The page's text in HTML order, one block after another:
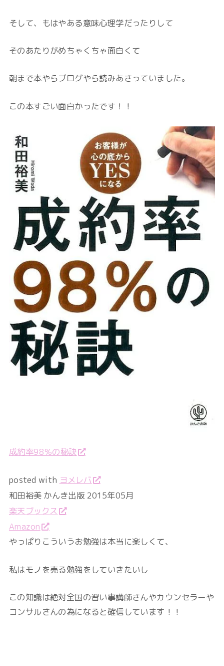
そして、もはやある意味心理学だったりして
そのあたりがめちゃくちゃ面白くて
朝まで本やらブログやら読みあさっていました。
この本すごい面白かったです！！
成約率98％の秘訣
posted with ヨメレバ
和田裕美 かんき出版 2015年05月
楽天ブックス
Amazon
やっぱりこういうお勉強は本当に楽しくて、
私はモノを売る勉強をしていきたいし
この知識は絶対全国の習い事講師さんやカウンセラーや
コンサルさんの為になると確信しています！！